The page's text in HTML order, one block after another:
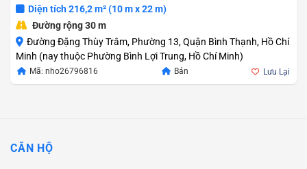
Diện tích 216,2 m² (10 m x 22 m)
Đường rộng 30 m
Đường Đặng Thùy Trâm, Phường 13, Quận Bình Thạnh, Hồ Chí
Minh (nay thuộc Phường Bình Lợi Trung, Hồ Chí Minh)
Mã: nho26796816 Bán Lưu Lại
CĂN HỘ